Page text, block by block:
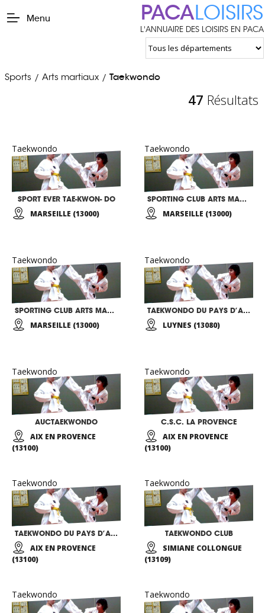
Menu PACALOISIRS
L'ANNUAIRE DES LOISIRS EN PACA
Sports / Arts martiaux / Taekwondo
47 Résultats
Taekwondo
SPORT EVER TAE-KWON- DO
MARSEILLE (13000)
Taekwondo
SPORTING CLUB ARTS MARTIAUX
MARSEILLE (13000)
Taekwondo
SPORTING CLUB ARTS MARTIAUX
MARSEILLE (13000)
Taekwondo
TAEKWONDO DU PAYS D’AIX
LUYNES (13080)
Taekwondo
AUCTAEKWONDO
AIX EN PROVENCE
(13100)
Taekwondo
C.S.C. LA PROVENCE
AIX EN PROVENCE
(13100)
Taekwondo
TAEKWONDO DU PAYS D’AIX
AIX EN PROVENCE
(13100)
Taekwondo
TAEKWONDO CLUB
SIMIANE COLLONGUE
(13109)
Taekwondo Taekwondo